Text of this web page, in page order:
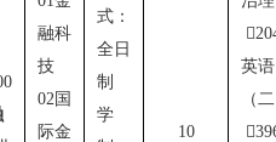
融科
技
02 国
际金
式：
全日
制
学
10

英语
（
